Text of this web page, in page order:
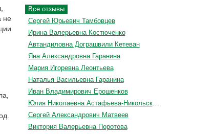
не
Все отзывы
Сергей Юрьевич Тамбовцев
Ирина Валерьевна Костюченко
Автандиловна Дограшвили Кетеван
Яна Александровна Гаранина
Мария Игоревна Леонтьева
Наталья Васильевна Гаранина
Иван Владимирович Ерошенков
Юлия Николаевна Астафьева-Никольская
Сергей Александрович Матвеев
Виктория Валерьевна Поротова